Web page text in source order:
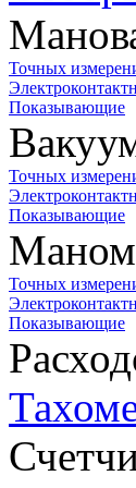
Точных
Показывающие
Точных
Показывающие
Точных
Показывающие